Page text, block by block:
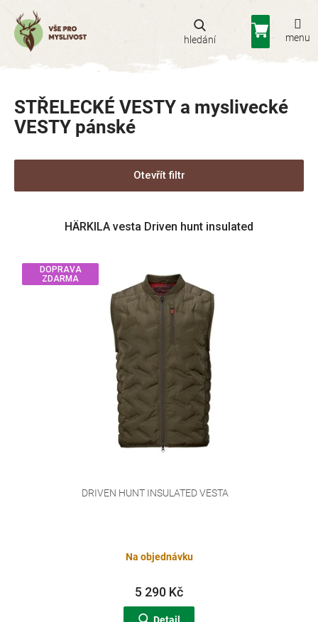
obsah
Nákupní
košík
STŘELECKÉ VESTY a myslivecké
VESTY pánské
Otevřít filtr
DOPRAVA
ZDARMA
HÄRKILA vesta Driven hunt insulated
Na objednávku
5 290 Kč
DRIVEN HUNT INSULATED VESTA